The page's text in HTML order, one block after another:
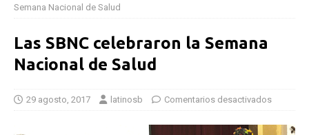
Semana Nacional de Salud
Las SBNC celebraron la Semana
Nacional de Salud
29 agosto, 2017 latinosb Comentarios desactivados